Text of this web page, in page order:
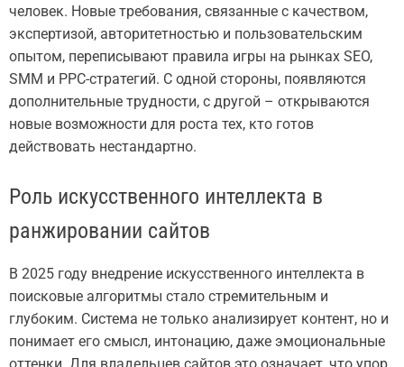
человек. Новые требования, связанные с качеством,
экспертизой, авторитетностью и пользовательским
опытом, переписывают правила игры на рынках SEO,
SMM и PPC-стратегий. С одной стороны, появляются
дополнительные трудности, с другой – открываются
новые возможности для роста тех, кто готов
действовать нестандартно.
Роль искусственного интеллекта в
ранжировании сайтов
В 2025 году внедрение искусственного интеллекта в
поисковые алгоритмы стало стремительным и
глубоким. Система не только анализирует контент, но и
понимает его смысл, интонацию, даже эмоциональные
оттенки. Для владельцев сайтов это означает, что упор